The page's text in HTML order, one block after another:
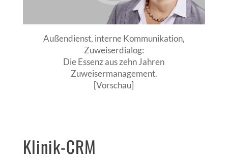
Außendienst, interne Kommunikation,
Zuweiserdialog:
Die Essenz aus zehn Jahren
Zuweisermanagement.
[Vorschau]
Klinik-CRM